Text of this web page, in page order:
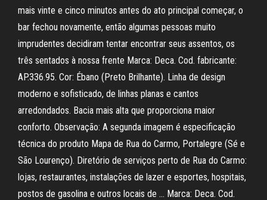
mais vinte e cinco minutos antes do ato principal começar, o
bar fechou novamente, então algumas pessoas muito
imprudentes decidiram tentar encontrar seus assentos, os
três sentados à nossa frente Marca: Deca. Cod. fabricante:
AP.336.95. Cor: Ébano (Preto Brilhante). Linha de design
moderno e sofisticado, de linhas planas e cantos
arredondados. Bacia mais alta que proporciona maior
conforto. Observação: A segunda imagem é especificação
técnica do produto Mapa de Rua do Carmo, Portalegre (Sé e
São Lourenço). Diretório de serviços perto de Rua do Carmo:
lojas, restaurantes, instalações de lazer e esportes, hospitais,
postos de gasolina e outros locais de … Marca: Deca. Cod.